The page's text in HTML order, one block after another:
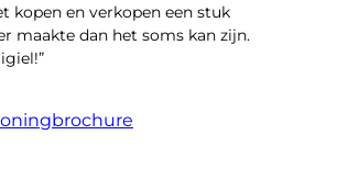
kopen en verkopen een stuk
maakte dan het soms kan zijn.